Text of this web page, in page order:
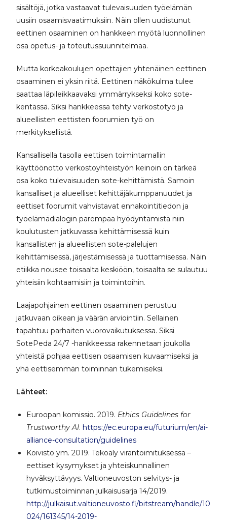
sisältöjä, jotka vastaavat tulevaisuuden työelämän
uusiin osaamisvaatimuksiin. Näin ollen uudistunut
eettinen osaaminen on hankkeen myötä luonnollinen
osa opetus- ja toteutussuunnitelmaa.
Mutta korkeakoulujen opettajien yhtenäinen eettinen
osaaminen ei yksin riitä. Eettinen näkökulma tulee
saattaa läpileikkaavaksi ymmärrykseksi koko sote-
kentässä. Siksi hankkeessa tehty verkostotyö ja
alueellisten eettisten foorumien työ on
merkityksellistä.
Kansallisella tasolla eettisen toimintamallin
käyttöönotto verkostoyhteistyön keinoin on tärkeä
osa koko tulevaisuuden sote-kehittämistä. Samoin
kansalliset ja alueelliset kehittäjäkumppanuudet ja
eettiset foorumit vahvistavat ennakointitiedon ja
työelämädialogin parempaa hyödyntämistä niin
koulutusten jatkuvassa kehittämisessä kuin
kansallisten ja alueellisten sote-palelujen
kehittämisessä, järjestämisessä ja tuottamisessa. Näin
etiikka nousee toisaalta keskiöön, toisaalta se sulautuu
yhteisiin kohtaamisiin ja toimintoihin.
Laajapohjainen eettinen osaaminen perustuu
jatkuvaan oikean ja väärän arviointiin. Sellainen
tapahtuu parhaiten vuorovaikutuksessa. Siksi
SotePeda 24/7 -hankkeessa rakennetaan joukolla
yhteistä pohjaa eettisen osaamisen kuvaamiseksi ja
yhä eettisemmän toiminnan tukemiseksi.
Lähteet:
Euroopan komissio. 2019. Ethics Guidelines for
Trustworthy AI.https://ec.europa.eu/futurium/en/ai-
alliance-consultation/guidelines
Koivisto ym. 2019. Tekoäly virantoimituksessa –
eettiset kysymykset ja yhteiskunnallinen
hyväksyttävyys. Valtioneuvoston selvitys- ja
tutkimustoiminnan julkaisusarja 14/2019.
http://julkaisut.valtioneuvosto.fi/bitstream/handle/10
024/161345/14-2019-